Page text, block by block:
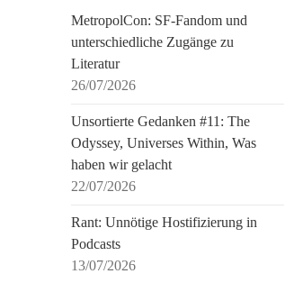
MetropolCon: SF-Fandom und
unterschiedliche Zugänge zu
Literatur
26/07/2026
Unsortierte Gedanken #11: The
Odyssey, Universes Within, Was
haben wir gelacht
22/07/2026
Rant: Unnötige Hostifizierung in
Podcasts
13/07/2026